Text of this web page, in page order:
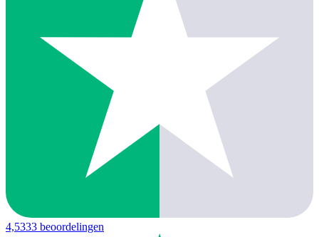
4,5333 beoordelingen